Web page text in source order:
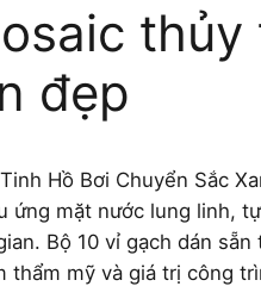
đẹp
Hồ Bơi Chuyển Sắc
ứng mặt nước lung linh,
Bộ 10 vỉ gạch dán
thẩm mỹ và giá trị công